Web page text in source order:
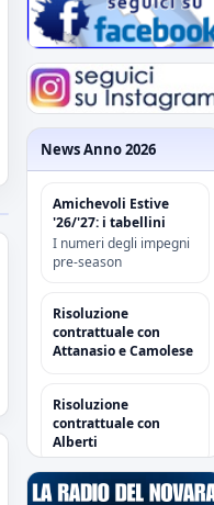
News Anno 2026
Amichevoli Estive
'26/'27: i tabellini
I numeri degli impegni
pre-season
Risoluzione
contrattuale con
Attanasio e Camolese
Risoluzione
contrattuale con
Alberti
Acquisti/Cessioni